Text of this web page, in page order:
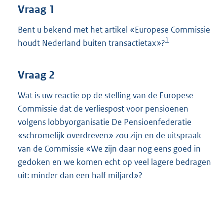
K
Vraag 1
Bent u bekend met het artikel «Europese Commissie
houdt Nederland buiten transactietax»?1
Vraag 2
Wat is uw reactie op de stelling van de Europese
Commissie dat de verliespost voor pensioenen
volgens lobbyorganisatie De Pensioenfederatie
«schromelijk overdreven» zou zijn en de uitspraak
van de Commissie «We zijn daar nog eens goed in
gedoken en we komen echt op veel lagere bedragen
uit: minder dan een half miljard»?